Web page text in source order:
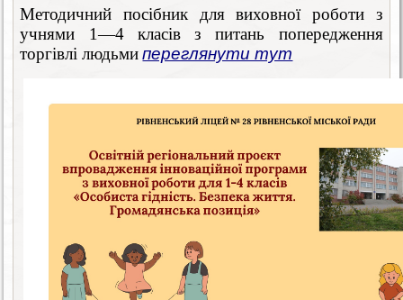
Методичний посібник для виховної роботи з
учнями 1—4 класів з питань попередження
торгівлі людьми переглянути тут